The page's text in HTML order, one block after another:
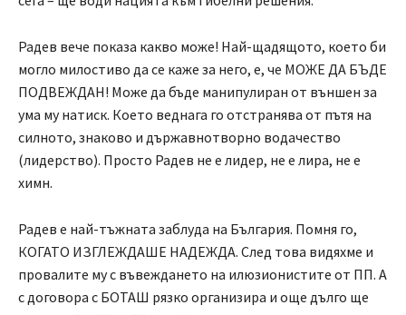
Радев вече показа какво може! Най-щадящото, което би
могло милостиво да се каже за него, е, че МОЖЕ ДА БЪДЕ
ПОДВЕЖДАН! Може да бъде манипулиран от външен за
ума му натиск. Което веднага го отстранява от пътя на
силното, знаково и държавнотворно водачество
(лидерство). Просто Радев не е лидер, не е лира, не е
химн.
Радев е най-тъжната заблуда на България. Помня го,
КОГАТО ИЗГЛЕЖДАШЕ НАДЕЖДА. След това видяхме и
провалите му с въвеждането на илюзионистите от ПП. А
с договора с БОТАШ рязко организира и още дълго ще